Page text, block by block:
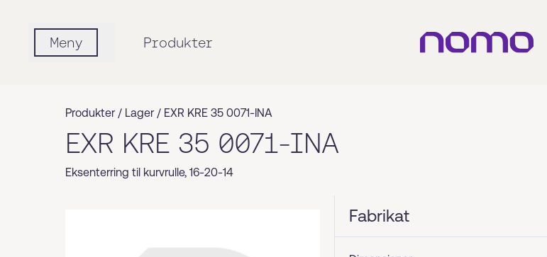
Meny Produkter
Produkter / Lager / EXR KRE 35 0071-INA
EXR KRE 35 0071-INA
Eksenterring til kurvrulle, 16-20-14
Fabrikat